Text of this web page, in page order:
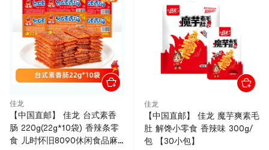
佳龙
【中国直邮】 佳龙 台式素香
肠 220g(22g*10袋) 香辣条零
食 儿时怀旧8090休闲食品麻
佳龙
【中国直邮】 佳龙 魔芋爽素毛
肚 解馋小零食 香辣味 300g/
包 【30小包】